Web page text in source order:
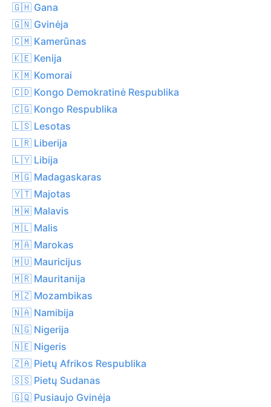
🇬🇭 Gana
🇬🇳 Gvinėja
🇨🇲 Kamerūnas
🇰🇪 Kenija
🇰🇲 Komorai
🇨🇩 Kongo Demokratinė Respublika
🇨🇬 Kongo Respublika
🇱🇸 Lesotas
🇱🇷 Liberija
🇱🇾 Libija
🇲🇬 Madagaskaras
🇾🇹 Majotas
🇲🇼 Malavis
🇲🇱 Malis
🇲🇦 Marokas
🇲🇺 Mauricijus
🇲🇷 Mauritanija
🇲🇿 Mozambikas
🇳🇦 Namibija
🇳🇬 Nigerija
🇳🇪 Nigeris
🇿🇦 Pietų Afrikos Respublika
🇸🇸 Pietų Sudanas
🇬🇶 Pusiaujo Gvinėja